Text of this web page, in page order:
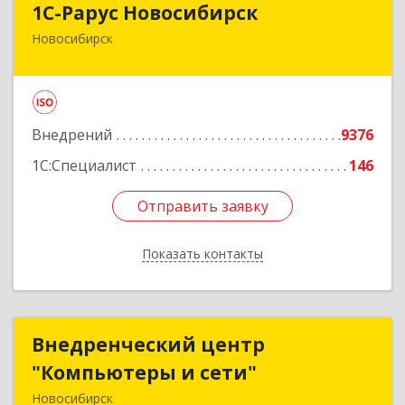
1С-Рарус Новосибирск
Новосибирск
Внедрений
9376
1С:Специалист
146
Отправить заявку
Показать контакты
630015, Новосибирская обл, Новосибирск г,
Подробнее
Отправить заявку
Назад
Внедренческий центр
"Компьютеры и сети"
Новосибирск
Внедренческий центр
"Компьютеры и сети"